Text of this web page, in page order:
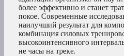
более эффективно и станет
покое. Современные
наилучший результат для
комбинация силовых
высокоинтенсивного
не часы на треке.